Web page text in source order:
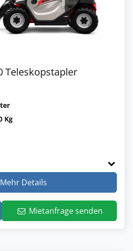
Teleskopstapler
Kg
Mehr Details
Mietanfrage senden